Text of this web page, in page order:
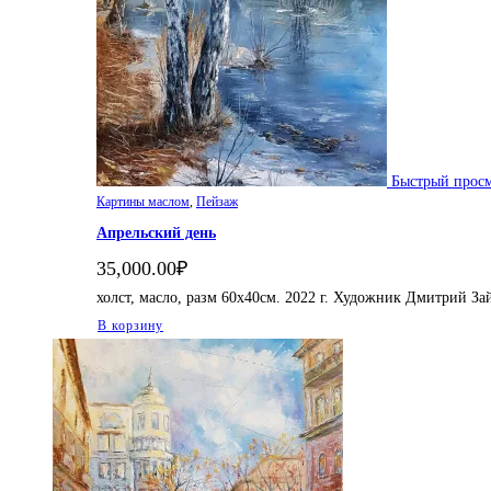
Быстрый
Картины маслом, Пейзаж
Апрельский день
35,000.00₽
холст, масло, разм 60х40см. 2022 г. Художник Дмитрий
В корзину